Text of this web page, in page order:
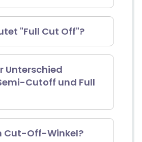
Leuchte, auch Cut-
genannt, ist eine Art
der
Lichtverteilung
diesem
übersteigt die
nicht 2,5% der
"Full Cut Off"?
Abschaltung
auf den Zustand, in
Licht nicht über
Unterschied
Cutoff und Full
Wandleuchten
Cut-Off-Winkel?